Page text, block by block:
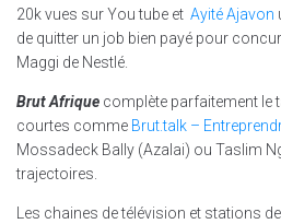
20k vues sur You tube et Ayité Ajavon
de quitter un job bien payé pour
Maggi de Nestlé.
Brut Afrique complète parfaitement le
courtes comme Brut.talk –
Mossadeck Bally (Azalai) ou Taslim
trajectoires.
Les chaines de télévision et stations